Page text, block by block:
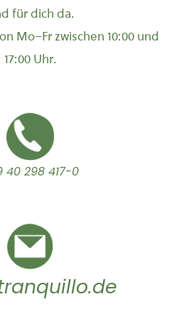
für dich da.
Mo–Fr zwischen 10:00 und
17:00 Uhr.
40 298 417-0